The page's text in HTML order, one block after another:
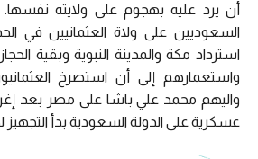
أن يرد عليه بهجوم على ولايته نفسها.
السعوديين على ولاة العثمانيين في
استرداد مكة والمدينة النبوية وبقية
واستعمارهم إلى أن استصرخ
واليهم محمد علي باشا على مصر بعد
عسكرية على الدولة السعودية بدأ التجهيز لها